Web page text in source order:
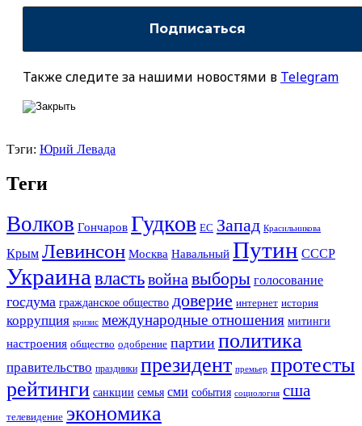
Также следите за нашими новостями в Telegram
Тэги: Юрий Левада
Теги
Волков Гончаров Гудков ЕС Запад Красильникова
Крым Левинсон Москва Навальный Путин СССР
Украина властьвойна выборы голосование
госдума гражданское общество доверие интернет история
коррупция кризис международные отношения митинги
настроения общество одобрение партии политика
правительство праздники президент премьер протесты
рейтинги санкции семья сми события социология сша
телевидение экономика